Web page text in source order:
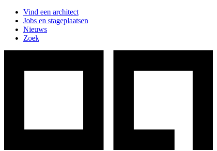
Vind een architect
Jobs en stageplaatsen
Nieuws
Zoek